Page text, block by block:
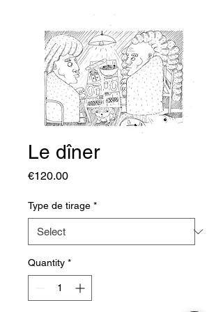
Le dîner
€120.00Price
Type de tirage *
Quantity *